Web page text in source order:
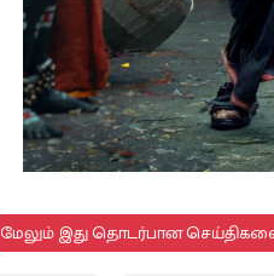
மேலும் இது தொடர்பான